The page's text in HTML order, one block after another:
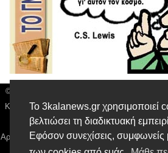
Το 3kalanews.gr χρησιμοποιεί
βελτιώσει τη διαδικτυακή
Εφόσον συνεχίσεις, συμφωνείς
© 3kala News | Διακριτικός Τίτλος: Orion
Καρδίτσας, Υπο/μα Τρικάλων, Δ/νση:
24310 63300, email:
Αρ. Γεμή: 018804431000, Νόμιμος Εκπρόσωπος,